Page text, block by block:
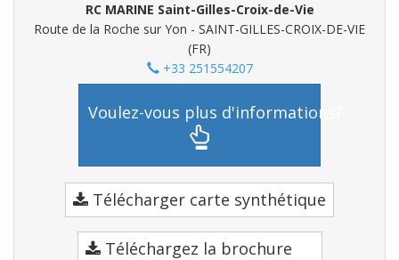
RC MARINE Saint-Gilles-Croix-de-Vie
Route de la Roche sur Yon - SAINT-GILLES-CROIX-DE-VIE
(FR)
+33 251554207
Voulez-vous plus d'informations?
Télécharger carte synthétique
Téléchargez la brochure